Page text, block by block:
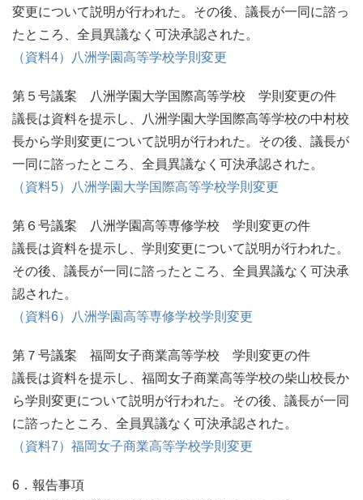
変更について説明が行われた。その後、議長が一同に諮っ
たところ、全員異議なく可決承認された。
（資料4）八洲学園高等学校学則変更
第５号議案 八洲学園大学国際高等学校 学則変更の件
議長は資料を提示し、八洲学園大学国際高等学校の中村校
長から学則変更について説明が行われた。その後、議長が
一同に諮ったところ、全員異議なく可決承認された。
（資料5）八洲学園大学国際高等学校学則変更
第６号議案 八洲学園高等専修学校 学則変更の件
議長は資料を提示し、学則変更について説明が行われた。
その後、議長が一同に諮ったところ、全員異議なく可決承
認された。
（資料6）八洲学園高等専修学校学則変更
第７号議案 福岡女子商業高等学校 学則変更の件
議長は資料を提示し、福岡女子商業高等学校の柴山校長か
ら学則変更について説明が行われた。その後、議長が一同
に諮ったところ、全員異議なく可決承認された。
（資料7）福岡女子商業高等学校学則変更
6．報告事項